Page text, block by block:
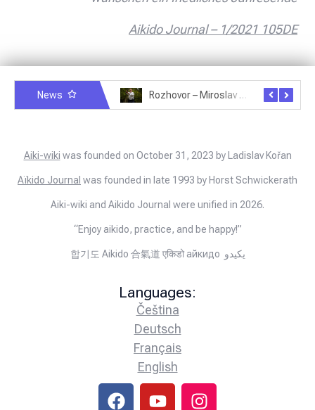
Aikido Journal – 1/2021 105DE
News Rozhovor – Miroslav Šmíd – 22.3.2025
Aiki-wiki was founded on October 31, 2023 by Ladislav Kořan
Aïkido Journal was founded in late 1993 by Horst Schwickerath
Aiki-wiki and Aikido Journal were unified in 2026.
“Enjoy aikido, practice, and be happy!”
합기도 Aikido 合氣道 एकिडो айкидо يكيدو
Languages:
Čeština
Deutsch
Français
English